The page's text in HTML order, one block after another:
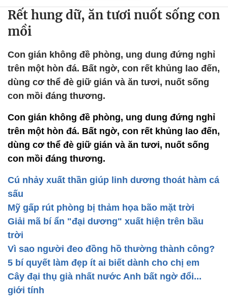
Rết hung dữ, ăn tươi nuốt sống con
mồi
Con gián không đề phòng, ung dung đứng nghỉ
trên một hòn đá. Bất ngờ, con rết khủng lao đến,
dùng cơ thể đè giữ gián và ăn tươi, nuốt sống
con mồi đáng thương.
Con gián không đề phòng, ung dung đứng nghỉ
trên một hòn đá. Bất ngờ, con rết khủng lao đến,
dùng cơ thể đè giữ gián và ăn tươi, nuốt sống
con mồi đáng thương.
Cú nhảy xuất thần giúp linh dương thoát hàm cá
sấu
Mỹ gấp rút phòng bị thảm họa bão mặt trời
Giải mã bí ẩn "đại dương" xuất hiện trên bầu
trời
Vì sao người đeo đồng hồ thường thành công?
5 bí quyết làm đẹp ít ai biết dành cho chị em
Cây đại thụ già nhất nước Anh bất ngờ đổi...
giới tính